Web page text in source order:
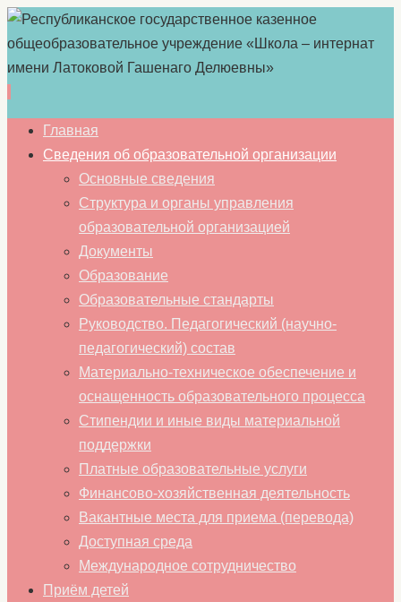
Перейти
содержимому
Главная
Сведения об образовательной организации
Основные сведения
Структура и органы управления
образовательной организацией
Документы
Образование
Образовательные стандарты
Руководство. Педагогический (научно-
педагогический) состав
Материально-техническое обеспечение и
оснащенность образовательного процесса
Стипендии и иные виды материальной
поддержки
Платные образовательные услуги
Финансово-хозяйственная деятельность
Вакантные места для приема (перевода)
Доступная среда
Международное сотрудничество
Приём детей